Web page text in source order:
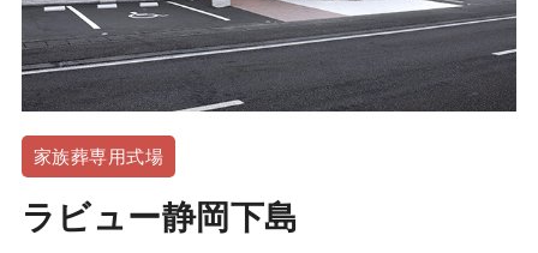
家族葬専用式場
ラビュー静岡下島